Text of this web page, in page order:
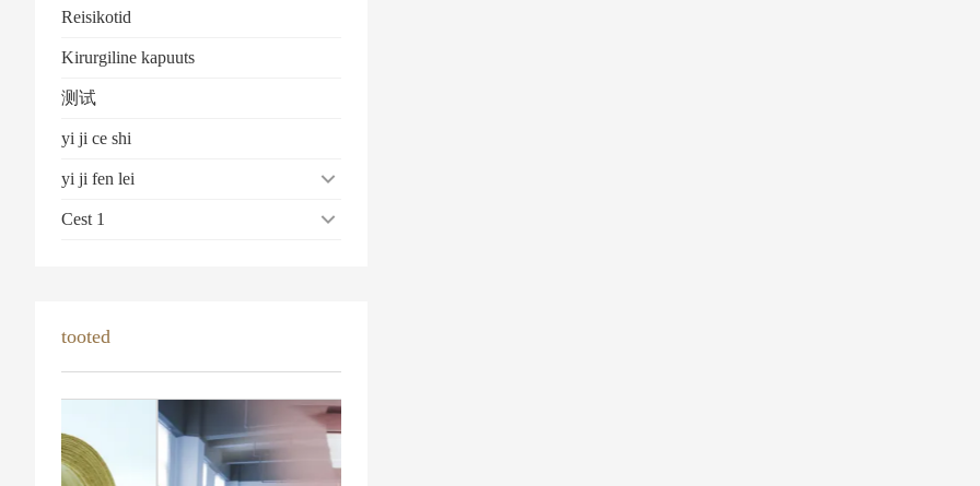
Reisikotid
Kirurgiline kapuuts
测试
yi ji ce shi
yi ji fen lei
Cest 1
tooted